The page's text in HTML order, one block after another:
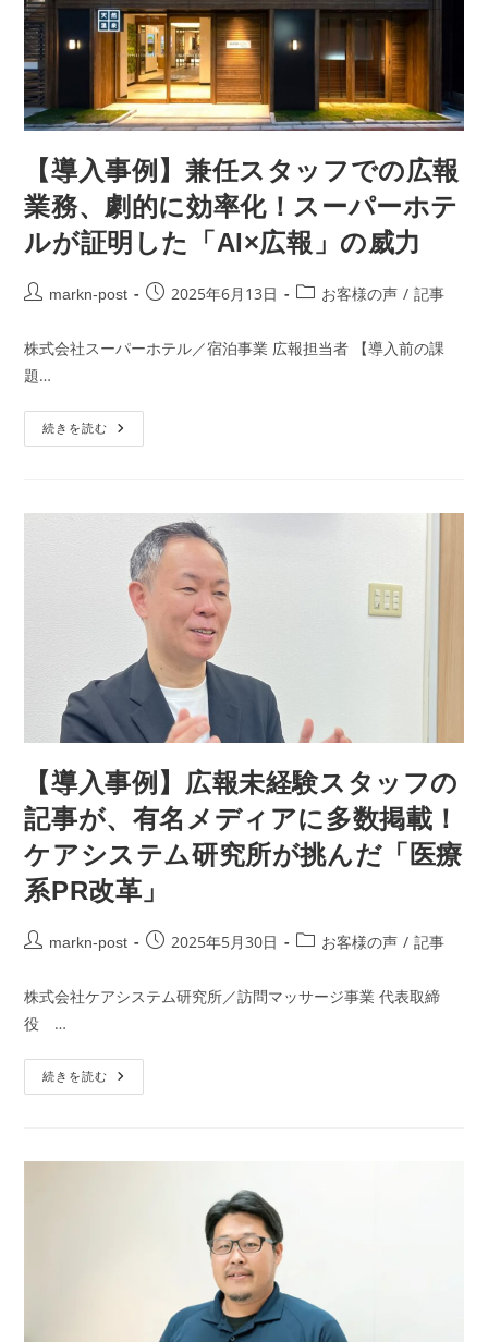
【導入事例】兼任スタッフでの広報
業務、劇的に効率化！スーパーホテ
ルが証明した「AI×広報」の威力
markn-post 2025年6月13日 お客様の声 / 記事
株式会社スーパーホテル／宿泊事業 広報担当者 【導入前の課
題…
続きを読む
【導入事例】広報未経験スタッフの
記事が、有名メディアに多数掲載！
ケアシステム研究所が挑んだ「医療
系PR改革」
markn-post 2025年5月30日 お客様の声 / 記事
株式会社ケアシステム研究所／訪問マッサージ事業 代表取締
役 …
続きを読む